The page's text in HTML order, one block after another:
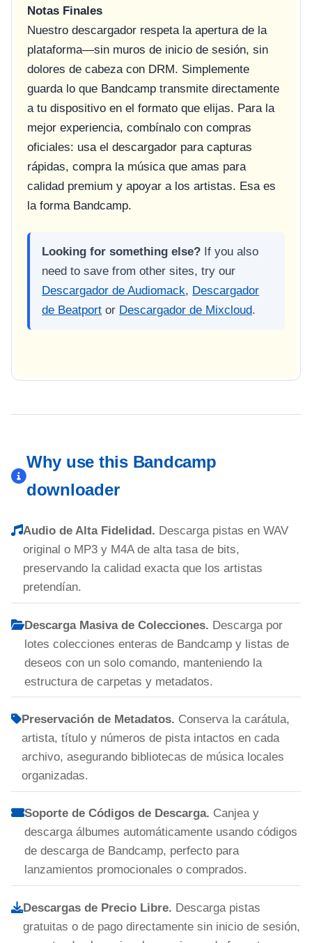
Notas Finales
Nuestro descargador respeta la apertura de la
plataforma—sin muros de inicio de sesión, sin
dolores de cabeza con DRM. Simplemente
guarda lo que Bandcamp transmite directamente
a tu dispositivo en el formato que elijas. Para la
mejor experiencia, combínalo con compras
oficiales: usa el descargador para capturas
rápidas, compra la música que amas para
calidad premium y apoyar a los artistas. Esa es
la forma Bandcamp.
Looking for something else? If you also
need to save from other sites, try our
Descargador de Audiomack, Descargador
de Beatport or Descargador de Mixcloud.
Why use this Bandcamp
downloader
Audio de Alta Fidelidad. Descarga pistas en WAV
original o MP3 y M4A de alta tasa de bits,
preservando la calidad exacta que los artistas
pretendían.
Descarga Masiva de Colecciones. Descarga por
lotes colecciones enteras de Bandcamp y listas de
deseos con un solo comando, manteniendo la
estructura de carpetas y metadatos.
Preservación de Metadatos. Conserva la carátula,
artista, título y números de pista intactos en cada
archivo, asegurando bibliotecas de música locales
organizadas.
Soporte de Códigos de Descarga. Canjea y
descarga álbumes automáticamente usando códigos
de descarga de Bandcamp, perfecto para
lanzamientos promocionales o comprados.
Descargas de Precio Libre. Descarga pistas
gratuitas o de pago directamente sin inicio de sesión,